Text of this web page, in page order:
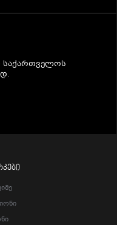
საქართველოს